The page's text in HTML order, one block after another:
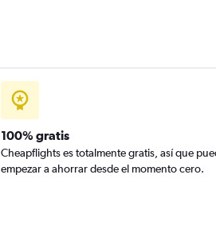
100% gratis
Cheapflights es totalmente gratis, así que
empezar a ahorrar desde el momento cero.